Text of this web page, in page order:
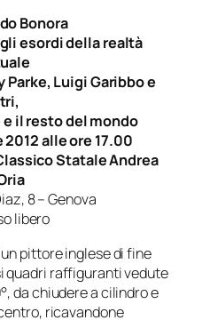
Bonora
esordi della realtà
Parke, Luigi Garibbo e
e il resto del mondo
alle ore 17.00
StataleAndrea
8 – Genova
libero
pittore inglese di fine
quadri raffiguranti vedute
da chiudere a cilindro e
ricavandone